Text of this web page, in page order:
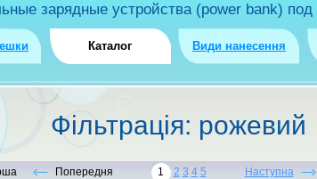
зарядные устройства (power bank) под
Каталог Види нанесення
Фiльтрацiя: рожевий
Попередня 1 2 3 4 5 Наступна